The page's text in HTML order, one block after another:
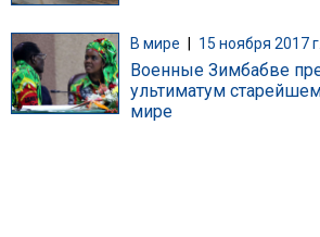
В мире 15 ноября 2017
Военные Зимбабве
ультиматум
мире